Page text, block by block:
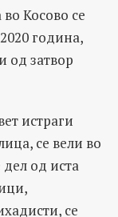
Косово се
година,
од затвор
истраги
се вели во
од иста
се